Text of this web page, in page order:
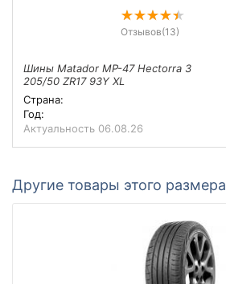
Отзывов(13)
Шины Matador MP-47 Hectorra 3
205/50 ZR17 93Y XL
Страна:
Год:
Актуальность 06.08.26
Другие товары этого размера